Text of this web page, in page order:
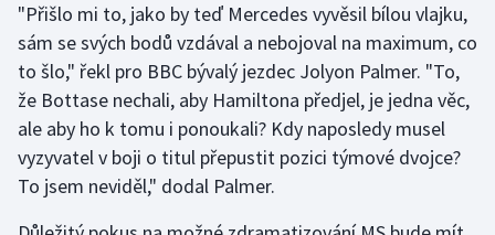
Ostatní
"Přišlo mi to, jako by teď Mercedes vyvěsil bílou vlajku,
sám se svých bodů vzdával a nebojoval na maximum, co
to šlo," řekl pro BBC bývalý jezdec Jolyon Palmer. "To,
že Bottase nechali, aby Hamiltona předjel, je jedna věc,
ale aby ho k tomu i ponoukali? Kdy naposledy musel
vyzyvatel v boji o titul přepustit pozici týmové dvojce?
To jsem neviděl," dodal Palmer.